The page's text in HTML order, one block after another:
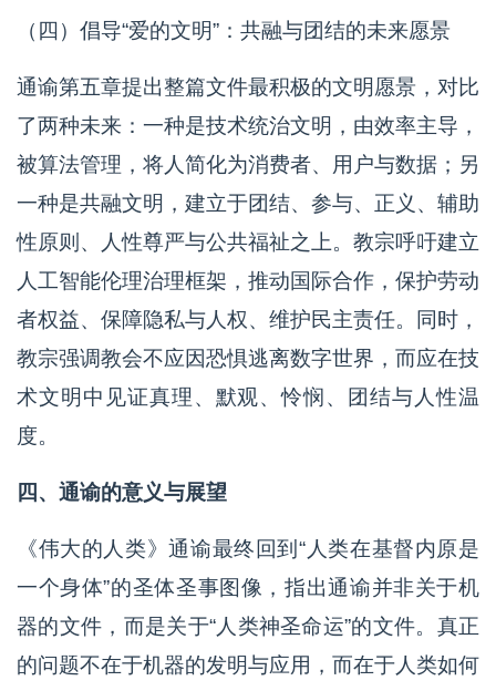
（四）倡导“爱的文明”：共融与团结的未来愿景
通谕第五章提出整篇文件最积极的文明愿景，对比
了两种未来：一种是技术统治文明，由效率主导，
被算法管理，将人简化为消费者、用户与数据；另
一种是共融文明，建立于团结、参与、正义、辅助
性原则、人性尊严与公共福祉之上。教宗呼吁建立
人工智能伦理治理框架，推动国际合作，保护劳动
者权益、保障隐私与人权、维护民主责任。同时，
教宗强调教会不应因恐惧逃离数字世界，而应在技
术文明中见证真理、默观、怜悯、团结与人性温
度。
四、通谕的意义与展望
《伟大的人类》通谕最终回到“人类在基督内原是
一个身体”的圣体圣事图像，指出通谕并非关于机
器的文件，而是关于“人类神圣命运”的文件。真正
的问题不在于机器的发明与应用，而在于人类如何